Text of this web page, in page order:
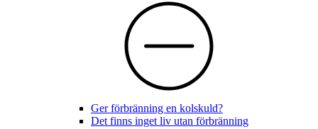
Ger förbränning en kolskuld?
Det finns inget liv utan förbränning